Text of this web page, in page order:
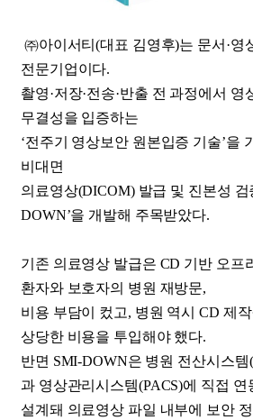
㈜아이서티(대표 김영후)는 문서·영
전문기업이다.
촬영·저장·전송·반출 전 과정에서 영
무결성을 입증하는
‘전주기 영상보안 원본입증 기술’을
비대면
의료영상(DICOM) 발급 및 진본성 검
DOWN’을 개발해 주목받았다.
기존 의료영상 발급은 CD 기반 오프
환자와 보호자의 병원 재방문,
비용 부담이 컸고, 병원 역시CD 제작
상당한 비용을 투입해야 했다.
반면 SMI-DOWN은 병원 전산시스템
과 영상관리시스템(PACS)에 직접 연
설계돼 의료영상 파일 내부에 보안